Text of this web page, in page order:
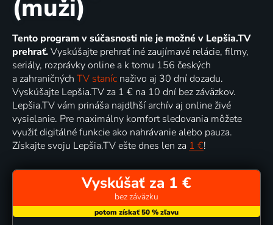
(muži)
Tento program v súčasnosti nie je možné v Lepšia.TV
prehrať.Vyskúšajte prehrať iné zaujímavé relácie, filmy,
seriály, rozprávky online a k tomu 156 českých
a zahraničných TV staníc naživo aj 30 dní dozadu.
Vyskúšajte Lepšia.TV za 1 € na 10 dní bez záväzkov.
Lepšia.TV vám prináša najdlhší archív aj online živé
vysielanie. Pre maximálny komfort sledovania môžete
využiť digitálné funkcie ako nahrávanie alebo pauza.
Získajte svoju Lepšia.TV ešte dnes len za 1 €!
Vyskúšať za 1 €
bez záväzku